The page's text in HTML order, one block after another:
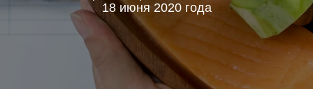
18 июня 2020 года